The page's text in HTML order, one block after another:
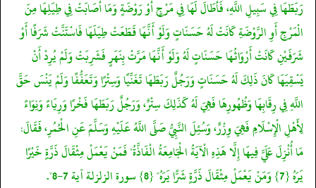
رَبَطَهَا فِي سَبِيلِ اللَّهِ، فَأَطَالَ لَهَا فِي مَرْجٍ أَوْ رَوْضَةٍ وَمَا أَصَابَتْ فِي طِيَلِهَا مِنَ
الْمَرْجِ أَوِ الرَّوْضَةِ كَانَتْ لَهُ حَسَنَاتٍ وَلَوْ أَنَّهَا قَطَعَتْ طِيَلَهَا فَاسْتَنَّتْ شَرَفًا أَوْ
شَرَفَيْنِ كَانَتْ أَرْوَاثُهَا حَسَنَاتٍ لَهُ وَلَوْ أَنَّهَا مَرَّتْ بِنَهَرٍ فَشَرِبَتْ وَلَمْ يُرِدْ أَنْ
يَسْقِيَهَا كَانَ ذَلِكَ لَهُ حَسَنَاتٍ وَرَجُلٌ رَبَطَهَا تَغَنِّيًا وَسِتْرًا وَتَعَفُّفًا وَلَمْ يَنْسَ حَقَّ
اللَّهِ فِي رِقَابِهَا وَظُهُورِهَا فَهِيَ لَهُ كَذَلِكَ سِتْرٌ، وَرَجُلٌ رَبَطَهَا فَخْرًا وَرِيَاءً وَنِوَاءً
لِأَهْلِ الْإِسْلَامِ فَهِيَ وِزْرٌ، وَسُئِلَ النَّبِيُّ صَلَّى اللَّهُ عَلَيْهِ وَسَلَّمَ عَنِ الْحُمُرِ، فَقَالَ:
مَا أُنْزِلَ عَلَيَّ فِيهَا إِلَّا هَذِهِ الْآيَةُ الْجَامِعَةُ الْفَاذَّةُ" فَمَنْ يَعْمَلْ مِثْقَالَ ذَرَّةٍ خَيْرًا
يَرَهُ {7} وَمَنْ يَعْمَلْ مِثْقَالَ ذَرَّةٍ شَرًّا يَرَهُ" {8} سورة الزلزلة آية 7-8".